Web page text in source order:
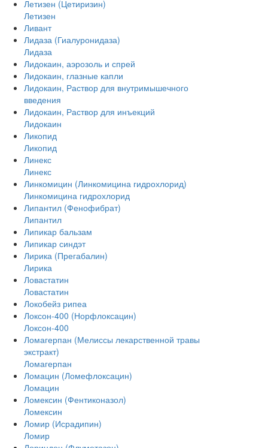
Летизен (Цетиризин)
Летизен
Ливант
Лидаза (Гиалуронидаза)
Лидаза
Лидокаин, аэрозоль и спрей
Лидокаин, глазные капли
Лидокаин, Раствор для внутримышечного
введения
Лидокаин, Раствор для инъекций
Лидокаин
Ликопид
Ликопид
Линекс
Линекс
Линкомицин (Линкомицина гидрохлорид)
Линкомицина гидрохлорид
Липантил (Фенофибрат)
Липантил
Липикар бальзам
Липикар синдэт
Лирика (Прегабалин)
Лирика
Ловастатин
Ловастатин
Локобейз рипеа
Локсон-400 (Норфлоксацин)
Локсон-400
Ломагерпан (Мелиссы лекарственной травы
экстракт)
Ломагерпан
Ломацин (Ломефлоксацин)
Ломацин
Ломексин (Фентиконазол)
Ломексин
Ломир (Исрадипин)
Ломир